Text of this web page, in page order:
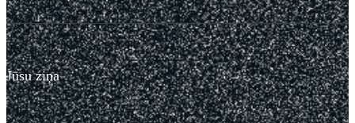
Jūsu ziņa